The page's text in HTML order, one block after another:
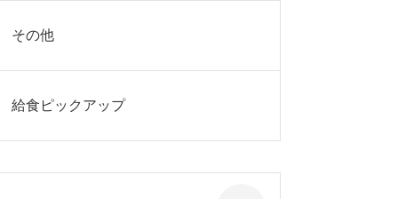
その他
給食ピックアップ